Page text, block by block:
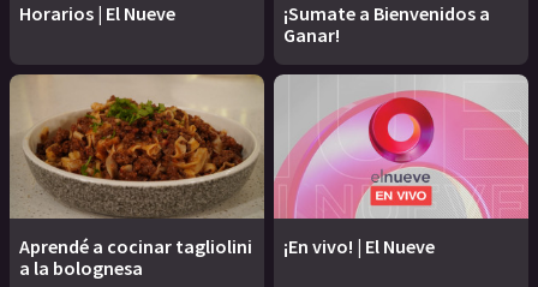
Horarios | El Nueve
¡Sumate a Bienvenidos a
Ganar!
Aprendé a cocinar tagliolini
a la bolognesa
¡En vivo! | El Nueve